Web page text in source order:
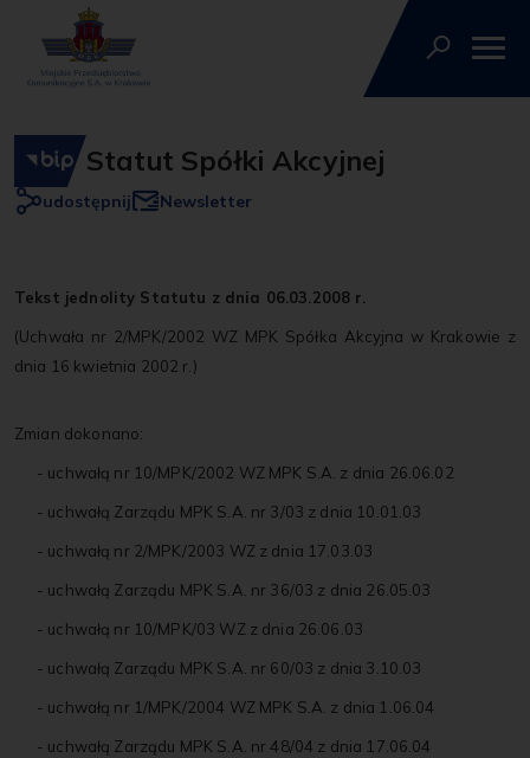
Statut Spółki Akcyjnej
udostępnij Newsletter
Tekst jednolity Statutu z dnia 06.03.2008 r.
(Uchwała nr 2/MPK/2002 WZ MPK Spółka Akcyjna w Krakowie z
dnia 16 kwietnia 2002 r.)
Zmian dokonano:
- uchwałą nr 10/MPK/2002 WZ MPK S.A. z dnia 26.06.02
- uchwałą Zarządu MPK S.A. nr 3/03 z dnia 10.01.03
- uchwałą nr 2/MPK/2003 WZ z dnia 17.03.03
- uchwałą Zarządu MPK S.A. nr 36/03 z dnia 26.05.03
- uchwałą nr 10/MPK/03 WZ z dnia 26.06.03
- uchwałą Zarządu MPK S.A. nr 60/03 z dnia 3.10.03
- uchwałą nr 1/MPK/2004 WZ MPK S.A. z dnia 1.06.04
- uchwałą Zarządu MPK S.A. nr 48/04 z dnia 17.06.04